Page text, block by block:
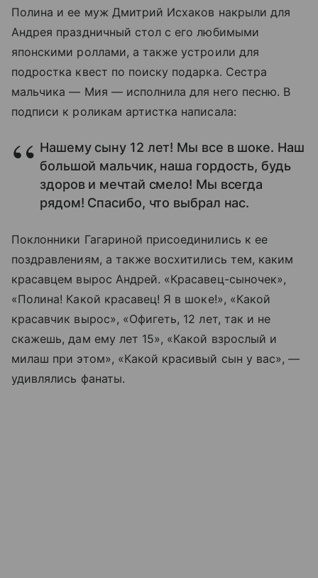
Полина и ее муж Дмитрий Исхаков накрыли для
Андрея праздничный стол с его любимыми
японскими роллами, а также устроили для
подростка квест по поиску подарка. Сестра
мальчика — Мия — исполнила для него песню. В
подписи к роликам артистка написала:
Нашему сыну 12 лет! Мы все в шоке. Наш
большой мальчик, наша гордость, будь
здоров и мечтай смело! Мы всегда
рядом! Спасибо, что выбрал нас.
Поклонники Гагариной присоединились к ее
поздравлениям, а также восхитились тем, каким
красавцем вырос Андрей. «Красавец-сыночек»,
«Полина! Какой красавец! Я в шоке!», «Какой
красавчик вырос», «Офигеть, 12 лет, так и не
скажешь, дам ему лет 15», «Какой взрослый и
милаш при этом», «Какой красивый сын у вас», —
удивлялись фанаты.